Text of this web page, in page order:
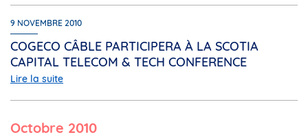
9 NOVEMBRE 2010
COGECO CÂBLE PARTICIPERA À LA SCOTIA
CAPITAL TELECOM & TECH CONFERENCE
Lire la suite
octobre 2010